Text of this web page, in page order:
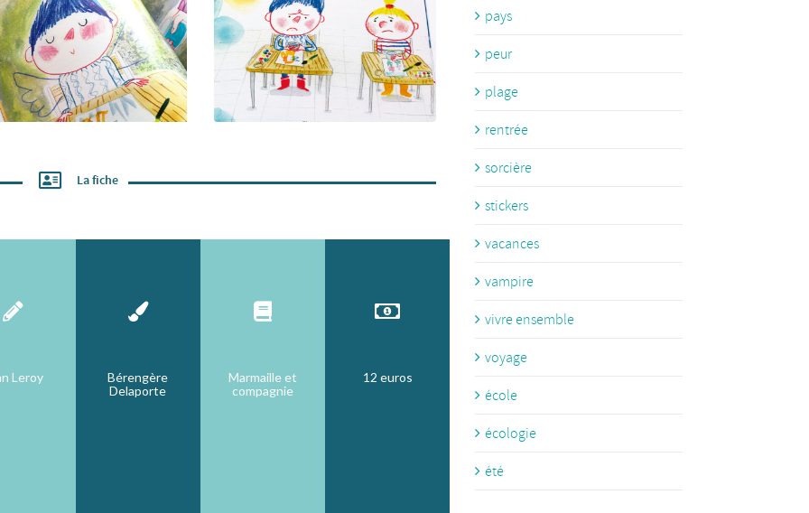
La fiche
Leroy
Bérengère
Delaporte
Marmaille et
compagnie
12 euros
pays
peur
plage
rentrée
sorcière
stickers
vacances
vampire
vivre ensemble
voyage
école
écologie
été